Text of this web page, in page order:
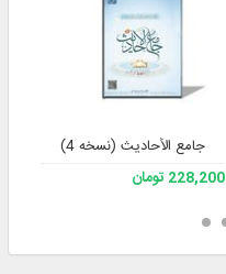
جامع الأحادیث (نسخه 4)
228,200 تومان